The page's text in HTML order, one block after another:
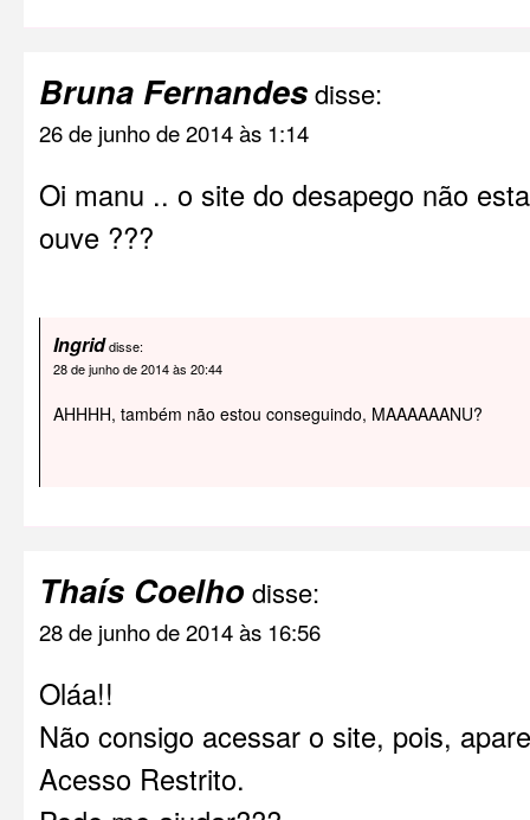
Bruna Fernandesdisse:
26 de junho de 2014 às 1:14
Oi manu .. o site do desapego não
ouve ???
Ingriddisse:
28 de junho de 2014 às 20:44
AHHHH, também não estou conseguindo, MAAAAAANU?
Thaís Coelho disse:
28 de junho de 2014 às 16:56
Oláa!!
Não consigo acessar o site, pois,
Acesso Restrito.